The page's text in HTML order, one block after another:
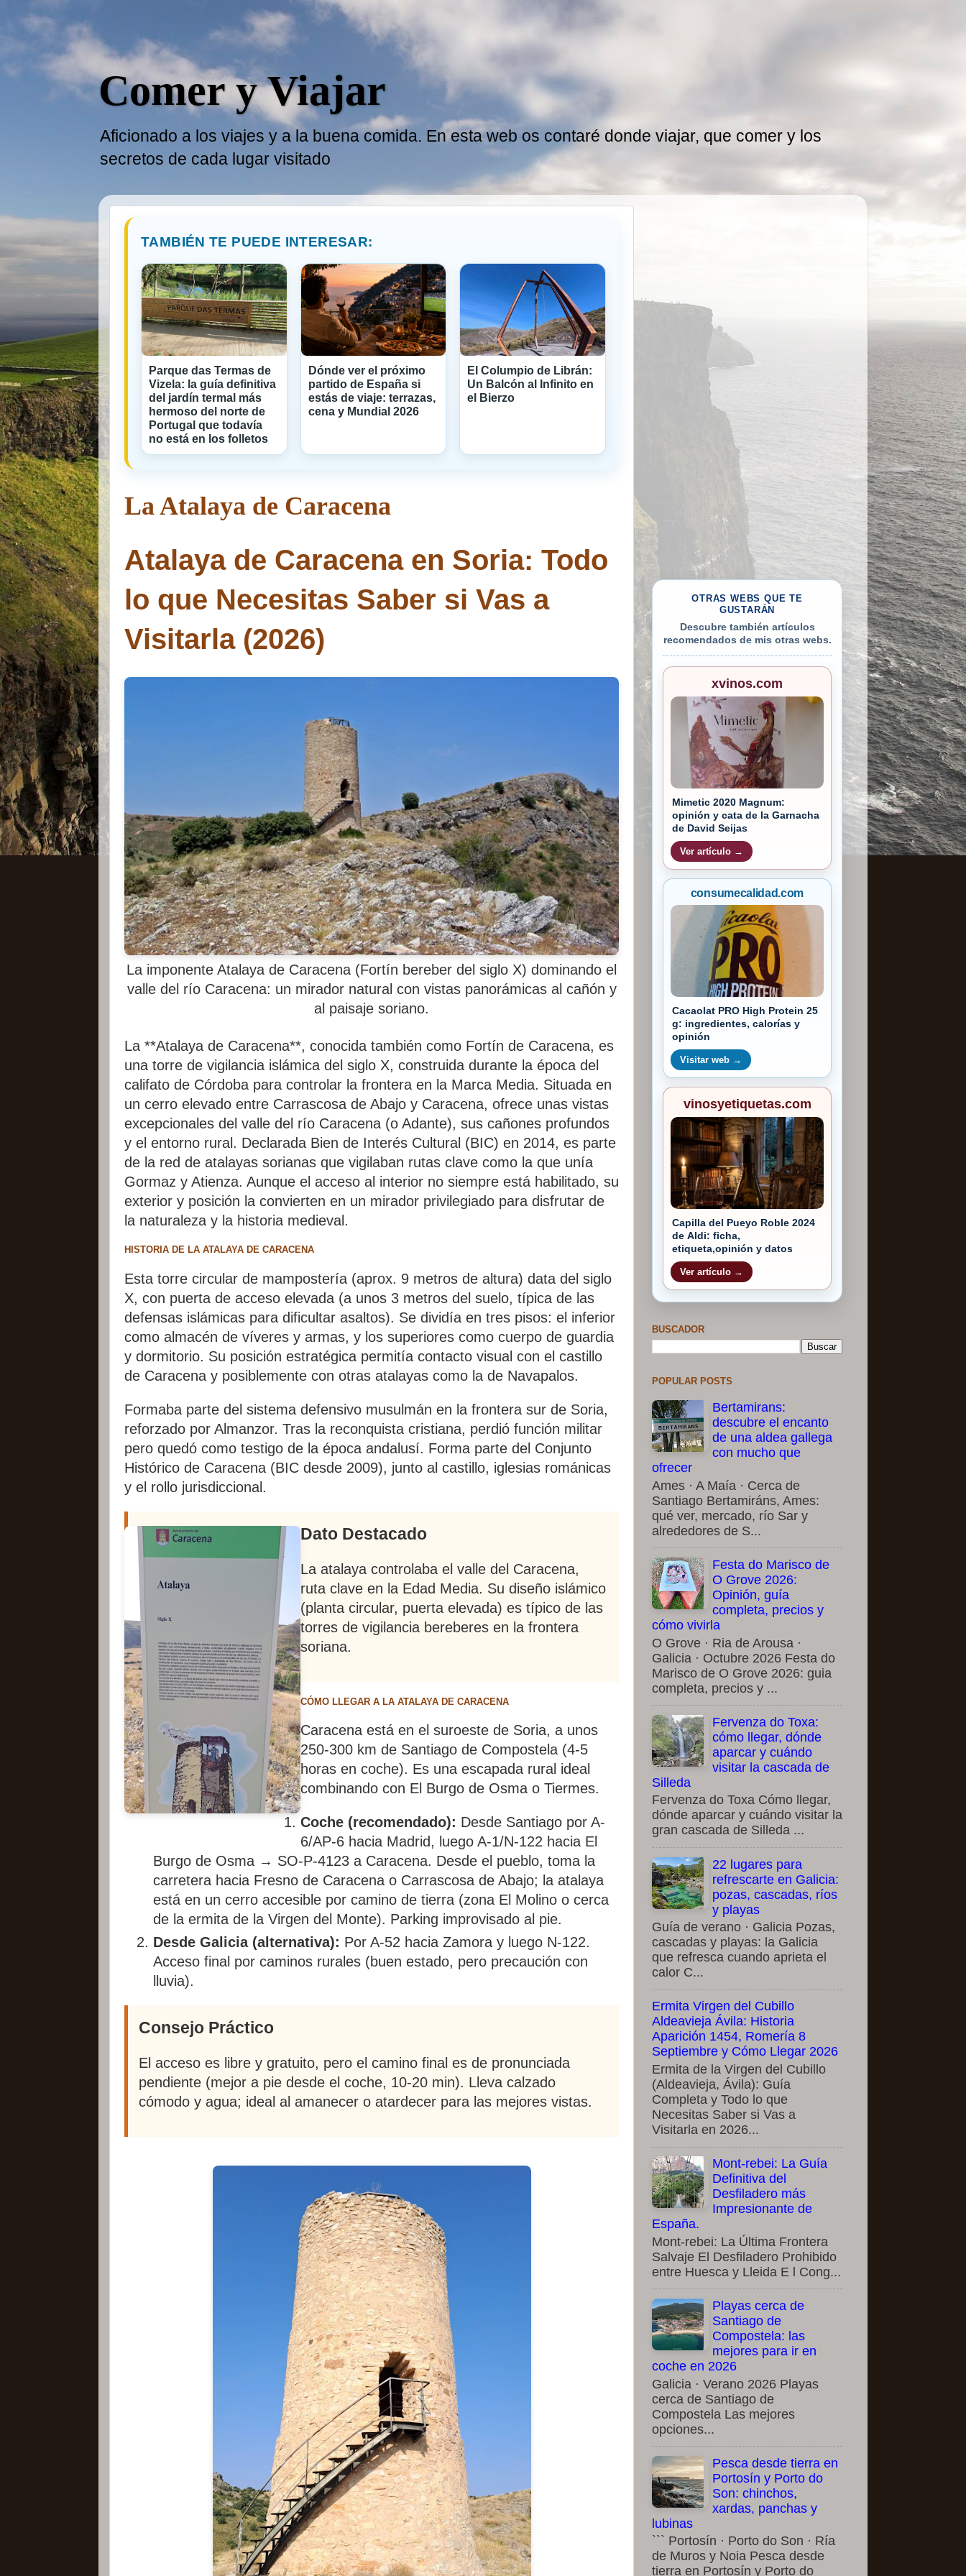
Comer y Viajar
Aficionado a los viajes y a la buena comida. En esta web os contaré donde viajar, que comer y los
secretos de cada lugar visitado
TAMBIÉN TE PUEDE INTERESAR:
Parque das Termas de
Vizela: la guía definitiva
del jardín termal más
hermoso del norte de
Portugal que todavía
no está en los folletos
Dónde ver el próximo
partido de España si
estás de viaje: terrazas,
cena y Mundial 2026
El Columpio de Librán:
Un Balcón al Infinito en
el Bierzo
La Atalaya de Caracena
Atalaya de Caracena en Soria: Todo
lo que Necesitas Saber si Vas a
Visitarla (2026)
La imponente Atalaya de Caracena (Fortín bereber del siglo X) dominando el
valle del río Caracena: un mirador natural con vistas panorámicas al cañón y
al paisaje soriano.
La **Atalaya de Caracena**, conocida también como Fortín de Caracena, es
una torre de vigilancia islámica del siglo X, construida durante la época del
califato de Córdoba para controlar la frontera en la Marca Media. Situada en
un cerro elevado entre Carrascosa de Abajo y Caracena, ofrece unas vistas
excepcionales del valle del río Caracena (o Adante), sus cañones profundos
y el entorno rural. Declarada Bien de Interés Cultural (BIC) en 2014, es parte
de la red de atalayas sorianas que vigilaban rutas clave como la que unía
Gormaz y Atienza. Aunque el acceso al interior no siempre está habilitado, su
exterior y posición la convierten en un mirador privilegiado para disfrutar de
la naturaleza y la historia medieval.
HISTORIA DE LA ATALAYA DE CARACENA
Esta torre circular de mampostería (aprox. 9 metros de altura) data del siglo
X, con puerta de acceso elevada (a unos 3 metros del suelo, típica de las
defensas islámicas para dificultar asaltos). Se dividía en tres pisos: el inferior
como almacén de víveres y armas, y los superiores como cuerpo de guardia
y dormitorio. Su posición estratégica permitía contacto visual con el castillo
de Caracena y posiblemente con otras atalayas como la de Navapalos.
Formaba parte del sistema defensivo musulmán en la frontera sur de Soria,
reforzado por Almanzor. Tras la reconquista cristiana, perdió función militar
pero quedó como testigo de la época andalusí. Forma parte del Conjunto
Histórico de Caracena (BIC desde 2009), junto al castillo, iglesias románicas
y el rollo jurisdiccional.
Dato Destacado
La atalaya controlaba el valle del Caracena,
ruta clave en la Edad Media. Su diseño islámico
(planta circular, puerta elevada) es típico de las
torres de vigilancia bereberes en la frontera
soriana.
CÓMO LLEGAR A LA ATALAYA DE CARACENA
Caracena está en el suroeste de Soria, a unos
250-300 km de Santiago de Compostela (4-5
horas en coche). Es una escapada rural ideal
combinando con El Burgo de Osma o Tiermes.
Coche (recomendado): Desde Santiago por A-
6/AP-6 hacia Madrid, luego A-1/N-122 hacia El
Burgo de Osma → SO-P-4123 a Caracena. Desde el pueblo, toma la
carretera hacia Fresno de Caracena o Carrascosa de Abajo; la atalaya
está en un cerro accesible por camino de tierra (zona El Molino o cerca
de la ermita de la Virgen del Monte). Parking improvisado al pie.
Desde Galicia (alternativa): Por A-52 hacia Zamora y luego N-122.
Acceso final por caminos rurales (buen estado, pero precaución con
lluvia).
Consejo Práctico
El acceso es libre y gratuito, pero el camino final es de pronunciada
pendiente (mejor a pie desde el coche, 10-20 min). Lleva calzado
cómodo y agua; ideal al amanecer o atardecer para las mejores vistas.
OTRAS WEBS QUE TE
GUSTARÁN
Descubre también artículos
recomendados de mis otras webs.
xvinos.com
Mimetic 2020 Magnum:
opinión y cata de la Garnacha
de David Seijas
Ver artículo →
consumecalidad.com
Cacaolat PRO High Protein 25
g: ingredientes, calorías y
opinión
Visitar web →
vinosyetiquetas.com
Capilla del Pueyo Roble 2024
de Aldi: ficha,
etiqueta,opinión y datos
Ver artículo →
BUSCADOR
POPULAR POSTS
Bertamirans:
descubre el encanto
de una aldea gallega
con mucho que
ofrecer
Ames · A Maía · Cerca de
Santiago Bertamiráns, Ames:
qué ver, mercado, río Sar y
alrededores de S...
Festa do Marisco de
O Grove 2026:
Opinión, guía
completa, precios y
cómo vivirla
O Grove · Ria de Arousa ·
Galicia · Octubre 2026 Festa do
Marisco de O Grove 2026: guia
completa, precios y ...
Fervenza do Toxa:
cómo llegar, dónde
aparcar y cuándo
visitar la cascada de
Silleda
Fervenza do Toxa Cómo llegar,
dónde aparcar y cuándo visitar la
gran cascada de Silleda ...
22 lugares para
refrescarte en Galicia:
pozas, cascadas, ríos
y playas
Guía de verano · Galicia Pozas,
cascadas y playas: la Galicia
que refresca cuando aprieta el
calor C...
Ermita Virgen del Cubillo
Aldeavieja Ávila: Historia
Aparición 1454, Romería 8
Septiembre y Cómo Llegar 2026
Ermita de la Virgen del Cubillo
(Aldeavieja, Ávila): Guía
Completa y Todo lo que
Necesitas Saber si Vas a
Visitarla en 2026...
Mont-rebei: La Guía
Definitiva del
Desfiladero más
Impresionante de
España.
Mont-rebei: La Última Frontera
Salvaje El Desfiladero Prohibido
entre Huesca y Lleida E l Cong...
Playas cerca de
Santiago de
Compostela: las
mejores para ir en
coche en 2026
Galicia · Verano 2026 Playas
cerca de Santiago de
Compostela Las mejores
opciones...
Pesca desde tierra en
Portosín y Porto do
Son: chinchos,
xardas, panchas y
lubinas
``` Portosín · Porto do Son · Ría
de Muros y Noia Pesca desde
tierra en Portosín y Porto do